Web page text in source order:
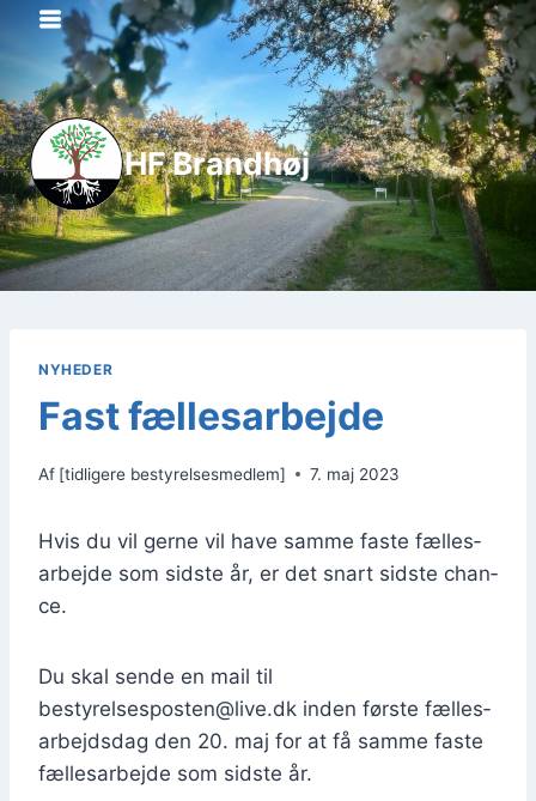
Fortsæt
indhold
HF Brandhøj
NYHEDER
Fast fællesarbejde
Af [tidligere bestyrelsesmedlem] 7. maj 2023
Hvis du vil ger­ne vil have sam­me faste fæl­les­
ar­bej­de som sid­ste år, er det snart sid­ste chan­
ce.
Du skal sen­de en mail til
bestyrelsesposten@live.dk inden før­ste fæl­les­
ar­bejds­dag den 20. maj for at få sam­me faste
fæl­les­ar­bej­de som sid­ste år.